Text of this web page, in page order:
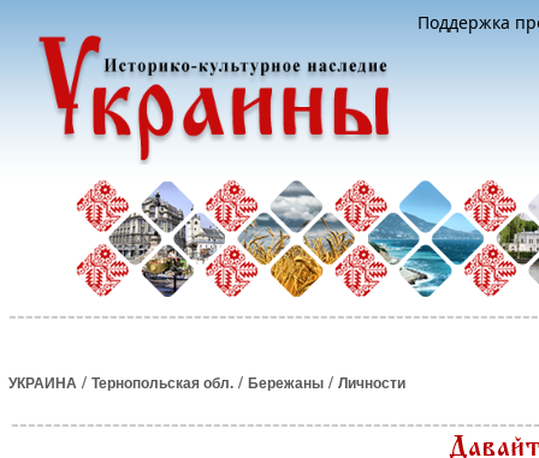
Поддержка
УКРАИНА / Тернопольская обл. / Бережаны / Личности